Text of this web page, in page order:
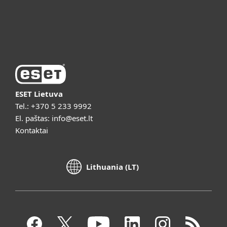
ESET Lietuva
Tel.: +370 5 233 9992
El. paštas: info@eset.lt
Kontaktai
Lithuania (LT)